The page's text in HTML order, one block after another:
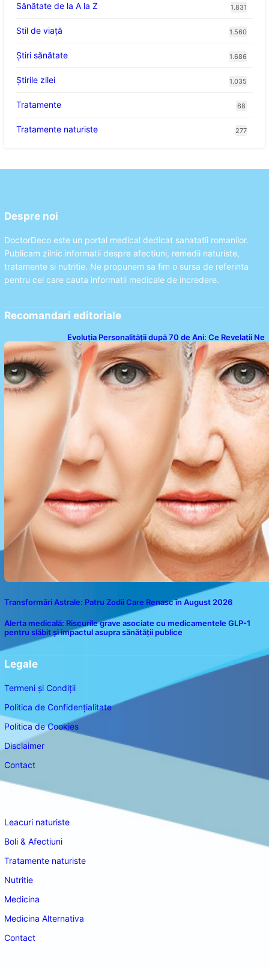
Sănătate de la A la Z 1.831
Stil de viaţă 1.560
Ştiri sănătate 1.686
Știrile zilei 1.035
Tratamente 68
Tratamente naturiste 277
Despre noi
DoctorDeco este un portal medical dedicat sanatatii romanilor.
Publicam zilnic informatii despre afectiuni, remedii naturiste,
tratamente si nutritie. Ne propunem sa fim o sursa de referinta
pentru cei care cauta informatii medicale de incredere.
Recomandari editoriale
Evoluția Personalității după 70 de Ani: Ce Revelații Ne
Oferă Studiile Psihologice
Transformări Astrale: Patru Zodii Care Renasc în August 2026
Alerta medicală: Riscurile grave asociate cu medicamentele GLP-1
pentru slăbit și impactul asupra sănătății publice
Legale
Termeni și Condiții
Politica de Confidențialitate
Politica de Cookies
Disclaimer
Contact
Leacuri naturiste
Boli & Afectiuni
Tratamente naturiste
Nutritie
Medicina
Medicina Alternativa
Contact